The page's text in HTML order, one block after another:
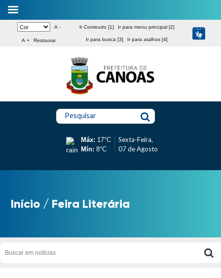
A -
A + Restaurar
Ir Conteudo [1] Ir para menu principal [2]
Ir para busca [3] Ir para atalhos [4]
Pesquisar
Máx: 17°C
Mín: 8°C
Sexta-Feira,
07 de Agosto
Início / Feira Literária